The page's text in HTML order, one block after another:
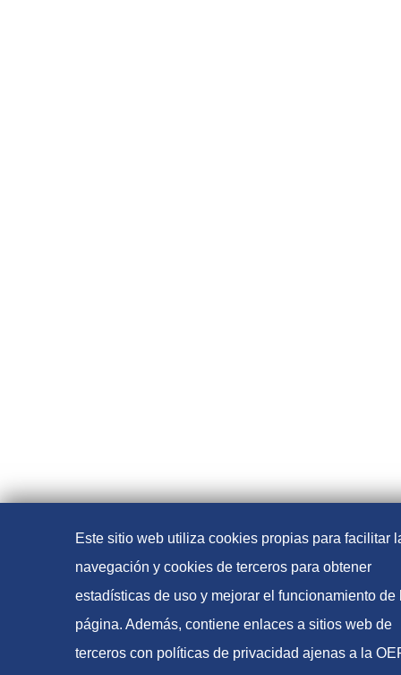
Este sitio web utiliza cookies propias para facilitar
navegación y cookies de terceros para obtener
estadísticas de uso y mejorar el funcionamiento de
página. Además, contiene enlaces a sitios web de
terceros con políticas de privacidad ajenas a la